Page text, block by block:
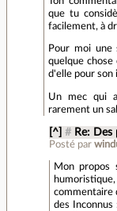
que tu
facilement, à
Pour moi
quelque
d'elle pour son
Un mec qui
rarement un
[^] # Re: Des
Posté par
Mon
commentaire
des Inconnus